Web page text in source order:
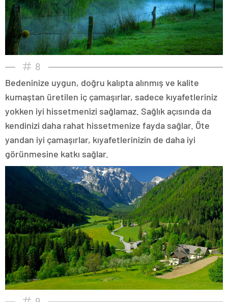
8
Bedeninize uygun, doğru kalıpta alınmış ve kalite
kumaştan üretilen iç çamaşırlar, sadece kıyafetleriniz
yokken iyi hissetmenizi sağlamaz. Sağlık açısında da
kendinizi daha rahat hissetmenize fayda sağlar. Öte
yandan iyi çamaşırlar, kıyafetlerinizin de daha iyi
görünmesine katkı sağlar.